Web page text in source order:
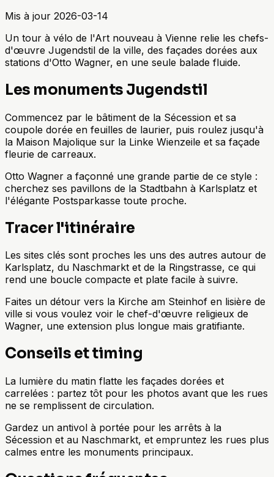
Mis à jour 2026-03-14
Un tour à vélo de l'Art nouveau à Vienne relie les chefs-
d'œuvre Jugendstil de la ville, des façades dorées aux
stations d'Otto Wagner, en une seule balade fluide.
Les monuments Jugendstil
Commencez par le bâtiment de la Sécession et sa
coupole dorée en feuilles de laurier, puis roulez jusqu'à
la Maison Majolique sur la Linke Wienzeile et sa façade
fleurie de carreaux.
Otto Wagner a façonné une grande partie de ce style :
cherchez ses pavillons de la Stadtbahn à Karlsplatz et
l'élégante Postsparkasse toute proche.
Tracer l'itinéraire
Les sites clés sont proches les uns des autres autour de
Karlsplatz, du Naschmarkt et de la Ringstrasse, ce qui
rend une boucle compacte et plate facile à suivre.
Faites un détour vers la Kirche am Steinhof en lisière de
ville si vous voulez voir le chef-d'œuvre religieux de
Wagner, une extension plus longue mais gratifiante.
Conseils et timing
La lumière du matin flatte les façades dorées et
carrelées : partez tôt pour les photos avant que les rues
ne se remplissent de circulation.
Gardez un antivol à portée pour les arrêts à la
Sécession et au Naschmarkt, et empruntez les rues plus
calmes entre les monuments principaux.